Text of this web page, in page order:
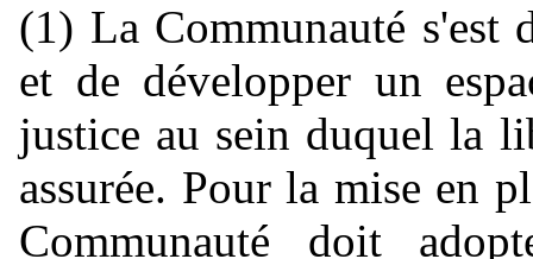
(1) La Communauté s'est
et de développer un
justice au sein duquel la
assurée. Pour la mise en
Communauté doit